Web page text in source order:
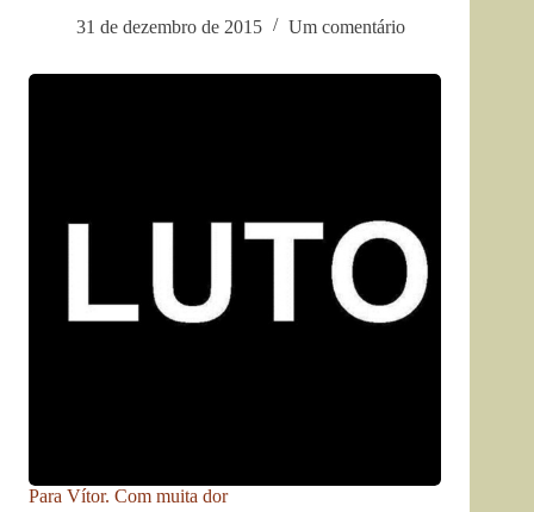
31 de dezembro de 2015
Um comentário
Para Vítor. Com muita dor